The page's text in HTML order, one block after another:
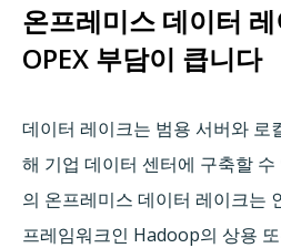
온프레미스 데이터
OPEX 부담이 큽니다
데이터 레이크는 범용 서버와 로
해 기업 데이터 센터에 구축할
의 온프레미스 데이터 레이크는
프레임워크인 Hadoop의 상용